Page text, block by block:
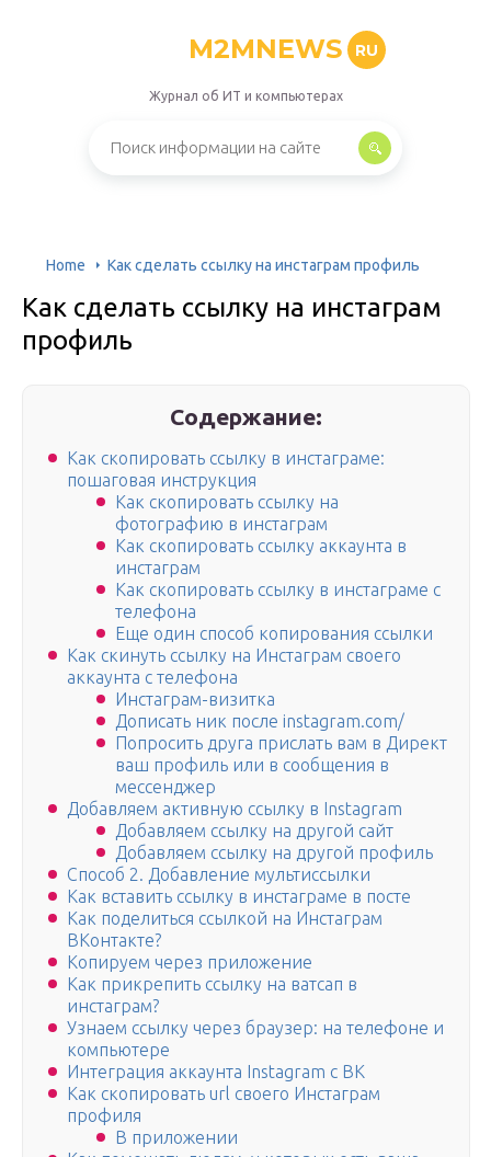
M2MNEWS RU
Журнал об ИТ и компьютерах
Home Как сделать ссылку на инстаграм профиль
Как сделать ссылку на инстаграм
профиль
Содержание:
Как скопировать ссылку в инстаграме:
пошаговая инструкция
Как скопировать ссылку на
фотографию в инстаграм
Как скопировать ссылку аккаунта в
инстаграм
Как скопировать ссылку в инстаграме с
телефона
Еще один способ копирования ссылки
Как скинуть ссылку на Инстаграм своего
аккаунта c телефона
Инстаграм-визитка
Дописать ник после instagram.com/
Попросить друга прислать вам в Директ
ваш профиль или в сообщения в
мессенджер
Добавляем активную ссылку в Instagram
Добавляем ссылку на другой сайт
Добавляем ссылку на другой профиль
Способ 2. Добавление мультиссылки
Как вставить ссылку в инстаграме в посте
Как поделиться ссылкой на Инстаграм
ВКонтакте?
Копируем через приложение
Как прикрепить ссылку на ватсап в
инстаграм?
Узнаем ссылку через браузер: на телефоне и
компьютере
Интеграция аккаунта Instagram с ВК
Как скопировать url своего Инстаграм
профиля
В приложении